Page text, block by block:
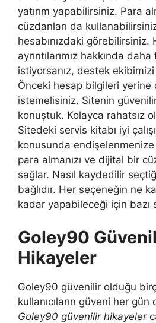
yatırım yapabilirsiniz. Para
cüzdanları da
hesabınızdaki görebilirsiniz.
ayrıntılarımız hakkında
istiyorsanız, destek
Önceki hesap bilgileri
istemelisiniz. Sitenin
konuştuk. Kolayca rahatsız
Sitedeki servis kitabı iyi
konusunda
para almanızı ve dijital bir
sağlar. Nasıl kaydedilir
bağlıdır. Her seçeneğin ne
kadar yapabileceği için bazı
Goley90
Hikayeler
Goley90 güvenilir olduğu
kullanıcıların güveni her
Goley90 güvenilir hikayeler